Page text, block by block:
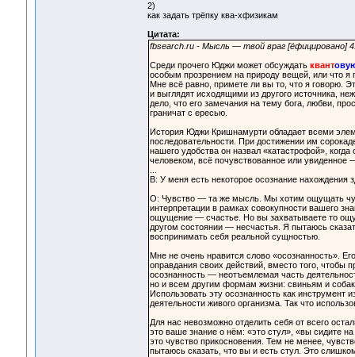
2)
как задать трёпку ква-хфизикам
Цитата:
fbsearch.ru - Мысль — твой враг [ёфицировано]
Среди прочего Юджи может обсуждать квант
особым прозрением на природу вещей, или что я
Мне всё равно, примете ли вы то, что я говорю.
и выглядят исходящими из другого источника,
дело, что его замечания на тему бога, любви,
граничат с ересью.
История Юджи Кришнамурти обладает всеми
последовательности. При достижении им
нашего удобства он назвал «катастрофой»,
человеком, всё почувствованное или
В: У меня есть некоторое осознание нахождения
О: Чувство — та же мысль. Мы хотим ощущать
интерпретации в рамках совокупности вашего
ощущение — счастье. Но вы захватываете то
другом состоянии — несчастья. Я пытаюсь
воспринимать себя реальной сущностью.
Мне не очень нравится слово «осознанность».
оправдания своих действий, вместо того, чтобы
осознанность — неотъемлемая часть
но и всем другим формам жизни: свиньям и
Использовать эту осознанность как
деятельности живого организма. Так что
Для нас невозможно отделить себя от всего
это ваше знание о нём: «это стул», «вы сидите
это чувство прикосновения. Тем не менее,
пытаюсь сказать, что вы и есть стул. Это